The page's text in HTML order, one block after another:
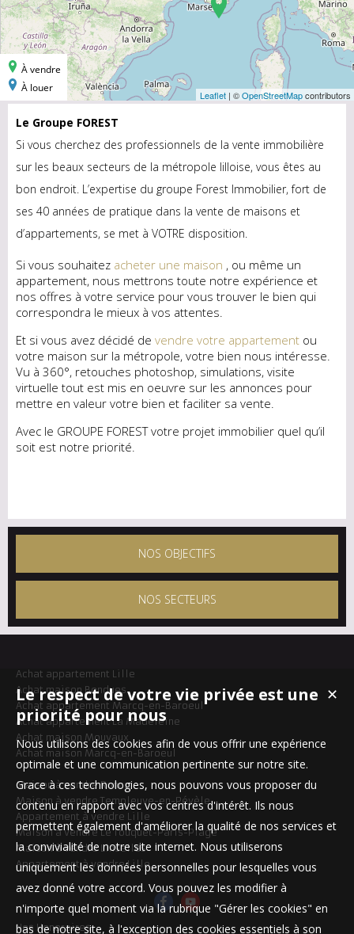
Le Groupe FOREST
Si vous cherchez des professionnels de la vente immobilière
sur les beaux secteurs de la métropole lilloise, vous êtes au
bon endroit. L’expertise du groupe Forest Immobilier, fort de
ses 40 années de pratique dans la vente de maisons et
d’appartements, se met à VOTRE disposition.
Si vous souhaitez acheter une maison , ou même un
appartement, nous mettrons toute notre expérience et
nos offres à votre service pour vous trouver le bien qui
correspondra le mieux à vos attentes.
Et si vous avez décidé de vendre votre appartement ou
votre maison sur la métropole, votre bien nous intéresse.
Vu à 360°, retouches photoshop, simulations, visite
virtuelle tout est mis en oeuvre sur les annonces pour
mettre en valeur votre bien et faciliter sa vente.
Avec le GROUPE FOREST votre projet immobilier quel qu’il
soit est notre priorité.
NOS OBJECTIFS
NOS SECTEURS
Achat appartement Lille
Achat maison Bondues
Achat appartement Marcq-en-Baroeul
Achat appartement La Madeleine
Achat maison Mouvaux
Achat maison Marcq-en-Baroeul
Maison à vendre Roncq
Maison à vendre Templeuve-en-Pévèle
Appartement à vendre Lille
Maison à vendre Le Touquet-Paris-Plage
Maison à vendre Linselles
Appartement à vendre Lille
Nos Honoraires
✕
Le respect de votre vie privée est une
priorité pour nous
Nous utilisons des cookies afin de vous offrir une expérience
optimale et une communication pertinente sur notre site.
Grace à ces technologies, nous pouvons vous proposer du
contenu en rapport avec vos centres d'intérêt. Ils nous
permettent également d'améliorer la qualité de nos services et
la convivialité de notre site internet. Nous utiliserons
uniquement les données personnelles pour lesquelles vous
avez donné votre accord. Vous pouvez les modifier à
n'importe quel moment via la rubrique "Gérer les cookies" en
bas de notre site, à l'exception des cookies essentiels à son